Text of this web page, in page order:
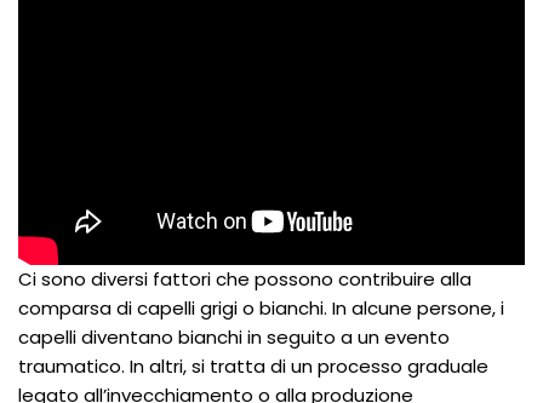
Ci sono diversi fattori che possono contribuire alla
comparsa di capelli grigi o bianchi. In alcune persone, i
capelli diventano bianchi in seguito a un evento
traumatico. In altri, si tratta di un processo graduale
legato all’invecchiamento o alla produzione